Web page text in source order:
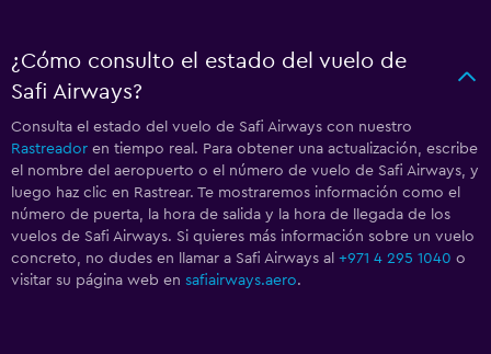
¿Cómo consulto el estado del vuelo de
Safi Airways?
Consulta el estado del vuelo de Safi Airways con nuestro
Rastreador en tiempo real. Para obtener una actualización, escribe
el nombre del aeropuerto o el número de vuelo de Safi Airways, y
luego haz clic en Rastrear. Te mostraremos información como el
número de puerta, la hora de salida y la hora de llegada de los
vuelos de Safi Airways. Si quieres más información sobre un vuelo
concreto, no dudes en llamar a Safi Airways al +971 4 295 1040 o
visitar su página web en safiairways.aero.